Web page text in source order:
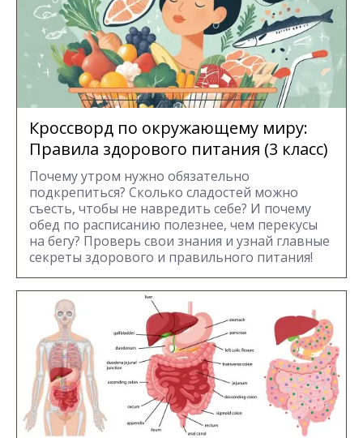
Кроссворд по окружающему миру:
Правила здорового питания (3 класс)
Почему утром нужно обязательно
подкрепиться? Сколько сладостей можно
съесть, чтобы не навредить себе? И почему
обед по расписанию полезнее, чем перекусы
на бегу? Проверь свои знания и узнай главные
секреты здорового и правильного питания!